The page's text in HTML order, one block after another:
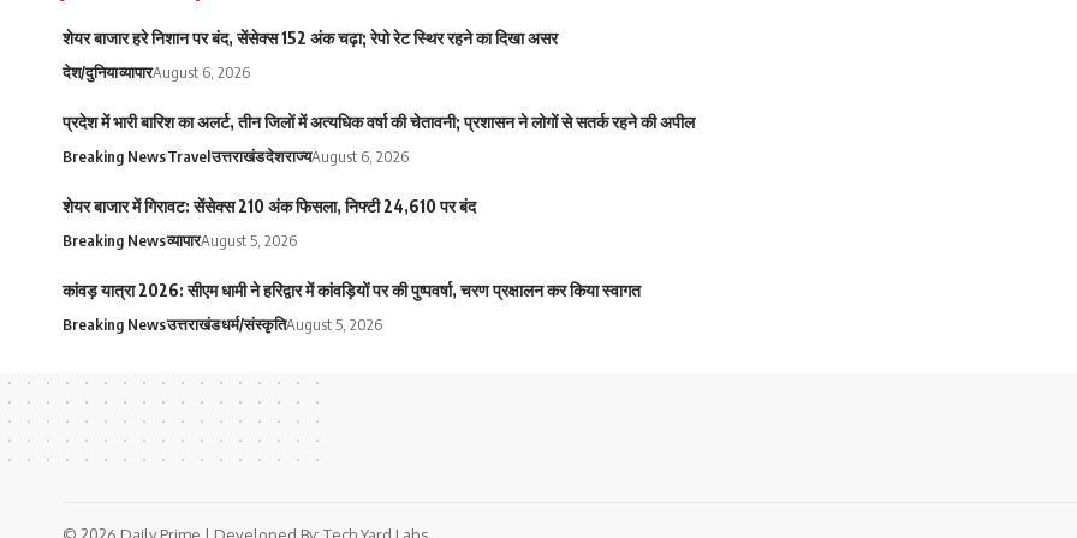
शेयर बाजार हरे निशान पर बंद, सेंसेक्स 152 अंक चढ़ा; रेपो रेट स्थिर रहने का दिखा असर
देश/दुनियाव्यापारAugust 6, 2026
प्रदेश में भारी बारिश का अलर्ट, तीन जिलों में अत्यधिक वर्षा की चेतावनी; प्रशासन ने लोगों से सतर्क रहने की अपील
Breaking NewsTravelउत्तराखंडदेशराज्यAugust 6, 2026
शेयर बाजार में गिरावट: सेंसेक्स 210 अंक फिसला, निफ्टी 24,610 पर बंद
Breaking Newsव्यापारAugust 5, 2026
कांवड़ यात्रा 2026: सीएम धामी ने हरिद्वार में कांवड़ियों पर की पुष्पवर्षा, चरण प्रक्षालन कर किया स्वागत
Breaking Newsउत्तराखंडधर्म/संस्कृतिAugust 5, 2026
© 2026 Daily Prime | Developed By: Tech Yard Labs